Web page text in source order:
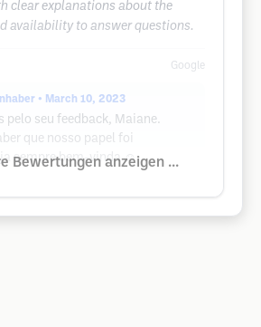
clear explanations about the
availability to answer questions.
Google
• March 10, 2023
pelo seu feedback, Maiane.
que nosso papel foi
sempre bem-vinda ☺️
Bewertungen anzeigen ...